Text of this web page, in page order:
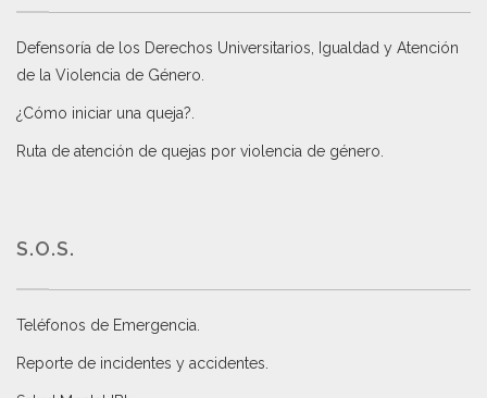
Defensoría de los Derechos Universitarios, Igualdad y Atención
de la Violencia de Género
¿Cómo iniciar una queja?
Ruta de atención de quejas por violencia de género
S.O.S.
Teléfonos de Emergencia.
Reporte de incidentes y accidentes